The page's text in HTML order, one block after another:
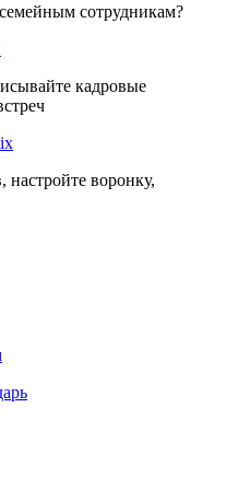
сотрудникам?
кадровые
настройте воронку,